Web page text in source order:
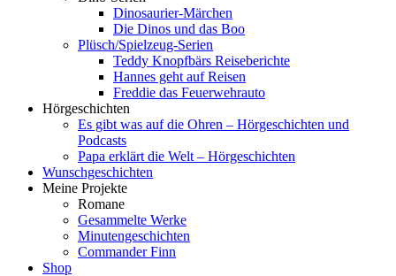
Dinosaurier-Märchen
Die Dinos und das Boo
Plüsch/Spielzeug-Serien
Teddy Knopfbärs Reiseberichte
Hannes geht auf Reisen
Freddie das Feuerwehrauto
Hörgeschichten
Es gibt was auf die Ohren – Hörgeschichten und
Podcasts
Papa erklärt die Welt – Hörgeschichten
Wunschgeschichten
Meine Projekte
Romane
Gesammelte Werke
Minutengeschichten
Commander Finn
Shop